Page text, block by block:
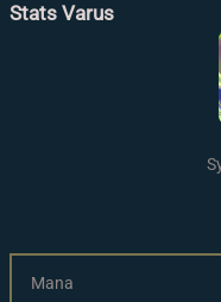
Stats Varus
Mana